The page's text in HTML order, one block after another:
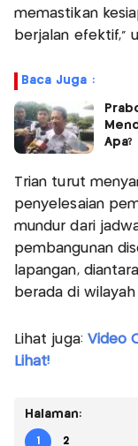
memastikan
berjalan efektif,”
Baca Juga :
Apa?
Trian turut
penyelesaian
mundur dari
pembangunan
lapangan,
berada di
Lihat juga: Video
Lihat!
Halaman:
1 2